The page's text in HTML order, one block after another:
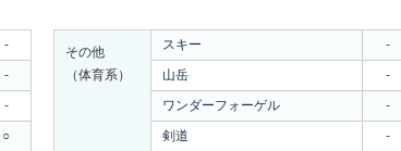
-
-
-
○
その他
（体育系）
スキー
-
山岳
-
ワンダーフォーゲル
-
剣道
-